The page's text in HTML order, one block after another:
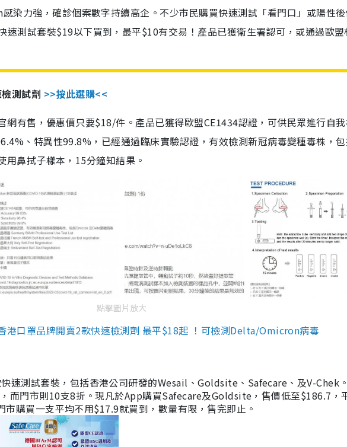
染力強，確診個案數字持續高企。不少市民購買快速測試「看門口」或陽性
速測試套裝$19以下買到，最平$10有交易！產品已獲衛生署認可，或通過歐盟
測試劑 >>按此選購<<
網有售，優惠價只要$18/件。產品已獲得歐盟CE1434認證，可供民眾進行自
、特異性99.8%，已經通過臨床實驗認證，有效檢測新冠病毒變種毒株，
鼻拭子樣本，15分鐘知結果。
點擊圖片放大
港口罩品牌開賣2款快速檢測劑 最平$18起 ！可檢測Delta/Omicron病毒
速測試套裝，包括香港公司研發的Wesail、Goldsite、Safecare、及V-Chek
而門市則10支8折。現凡於App購買Safecare及Goldsite，售價低至$186.7，
購買一支平均不用$17.9就買到，數量有限，售完即止。